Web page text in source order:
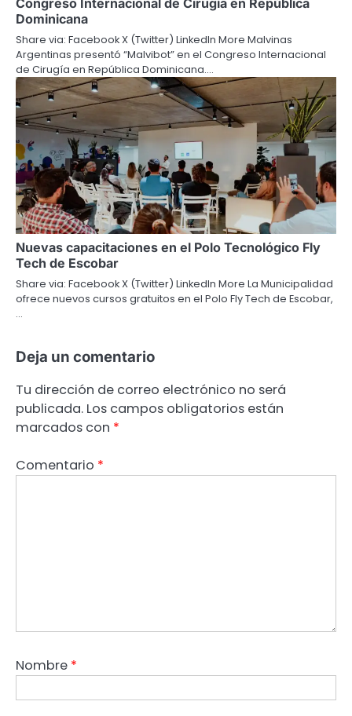
Dominicana
Share via: Facebook X (Twitter) LinkedIn More Malvinas
Argentinas presentó “Malvibot” en el Congreso Internacional
de Cirugía en República Dominicana.…
Nuevas capacitaciones en el Polo Tecnológico Fly
Tech de Escobar
Share via: Facebook X (Twitter) LinkedIn More La Municipalidad
ofrece nuevos cursos gratuitos en el Polo Fly Tech de Escobar,
…
Deja un comentario
Tu dirección de correo electrónico no será
publicada. Los campos obligatorios están
marcados con *
Comentario *
Nombre *